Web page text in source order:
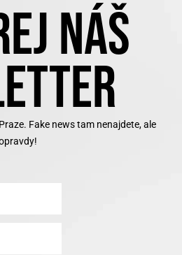
NÁŠ
Fake news tam nenajdete, ale